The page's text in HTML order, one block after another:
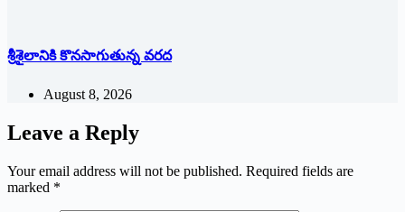
శ్రీశైలానికి కొనసాగుతున్న వరద
August 8, 2026
Leave a Reply
Your email address will not be published. Required fields are
marked *